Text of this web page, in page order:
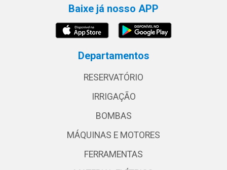
Baixe já nosso APP
Departamentos
RESERVATÓRIO
IRRIGAÇÃO
BOMBAS
MÁQUINAS E MOTORES
FERRAMENTAS